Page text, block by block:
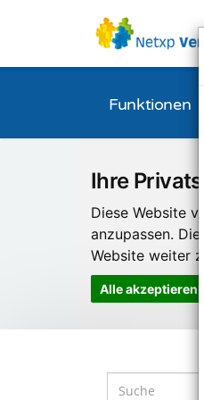
Ihre
Diese Website
anzupassen.
Website weiter
Alle akzeptieren
Funktionen